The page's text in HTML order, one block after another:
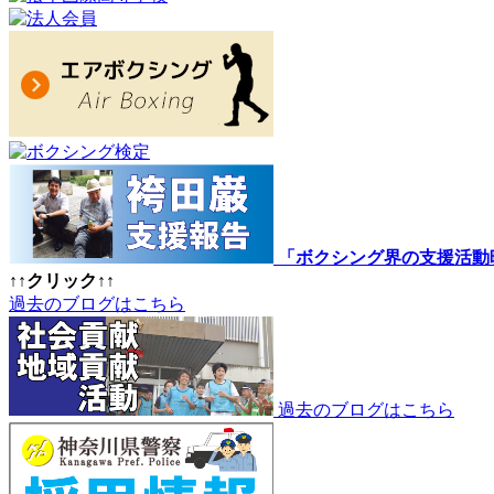
「ボクシング界の支援活
↑↑クリック↑↑
過去のブログはこちら
過去のブログはこちら